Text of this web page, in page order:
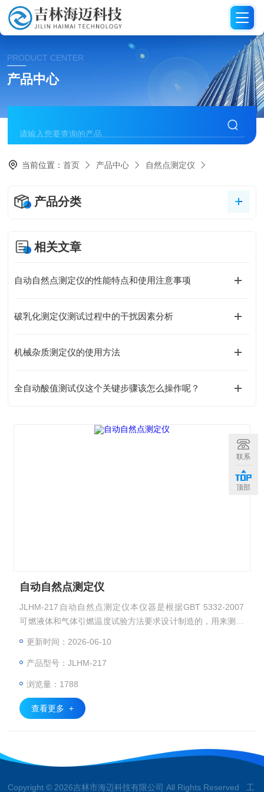
PRODUCT CENTER
产品中心
当前位置：首页 产品中心 自然点测定仪
产品分类
相关文章
自动自然点测定仪的性能特点和使用注意事项
破乳化测定仪测试过程中的干扰因素分析
机械杂质测定仪的使用方法
全自动酸值测试仪这个关键步骤该怎么操作呢？
自动自然点测定仪
JLHM-217自动自然点测定仪本仪器是根据GBT 5332-2007
可燃液体和气体引燃温度试验方法要求设计制造的，用来测定
自燃点后自动恒温、自动进样、自动计时、自动检测自燃点、
更新时间：2026-06-10
产品型号：JLHM-217
浏览量：1788
查看更多 +
Copyright © 2026吉林市海迈科技有限公司 All Rights Reserved 工
联系
顶部